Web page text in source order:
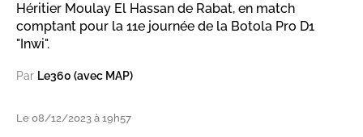
Héritier Moulay El Hassan de Rabat, en match
comptant pour la 11e journée de la Botola Pro D1
"Inwi".
Par Le360 (avec MAP)
Le 08/12/2023 à 19h57